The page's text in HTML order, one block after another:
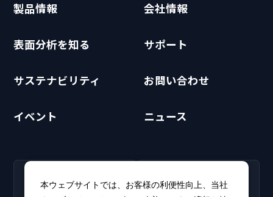
製品情報 会社情報
表面分析を知る サポート
サステナビリティ お問い合わせ
イベント ニュース
採用情報 CLUB PHI（会員専
本ウェブサイトでは、お客様の利便性向上、当社